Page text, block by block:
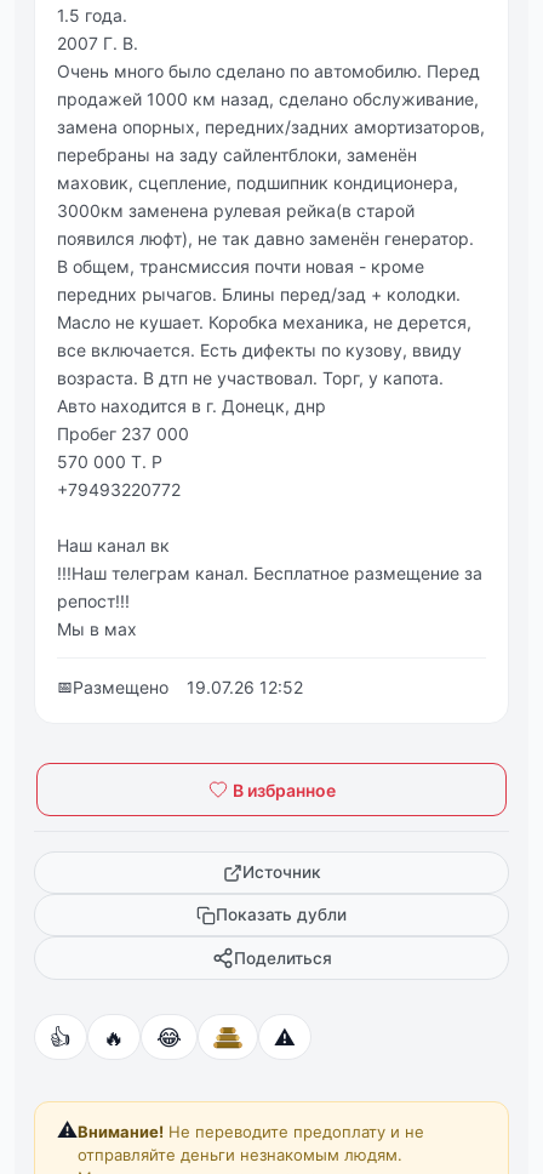
1.5 года.
2007 Г. В.
Очень много было сделано по автомобилю. Перед
продажей 1000 км назад, сделано обслуживание,
замена опорных, передних/задних амортизаторов,
перебраны на заду сайлентблоки, заменён
маховик, сцепление, подшипник кондиционера,
3000км заменена рулевая рейка(в старой
появился люфт), не так давно заменён генератор.
В общем, трансмиссия почти новая - кроме
передних рычагов. Блины перед/зад + колодки.
Масло не кушает. Коробка механика, не дерется,
все включается. Есть дифекты по кузову, ввиду
возраста. В дтп не участвовал. Торг, у капота.
Авто находится в г. Донецк, днр
Пробег 237 000
570 000 Т. Р
+79493220772
Наш канал вк
!!!Наш телеграм канал. Бесплатное размещение за
репост!!!
Мы в мах
📅Размещено 19.07.26 12:52
В избранное
Источник
Показать дубли
Поделиться
👍 🔥 😂 ⚠️
⚠️Внимание! Не переводите предоплату и не
отправляйте деньги незнакомым людям.